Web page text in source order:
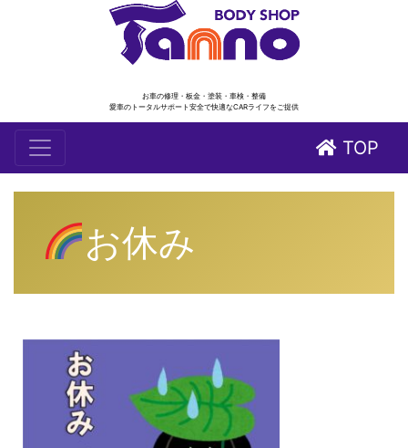
お車の修理・板金・塗装・車検・整備
愛車のトータルサポート安全で快適なCARライフをご提供
TOP
お休み